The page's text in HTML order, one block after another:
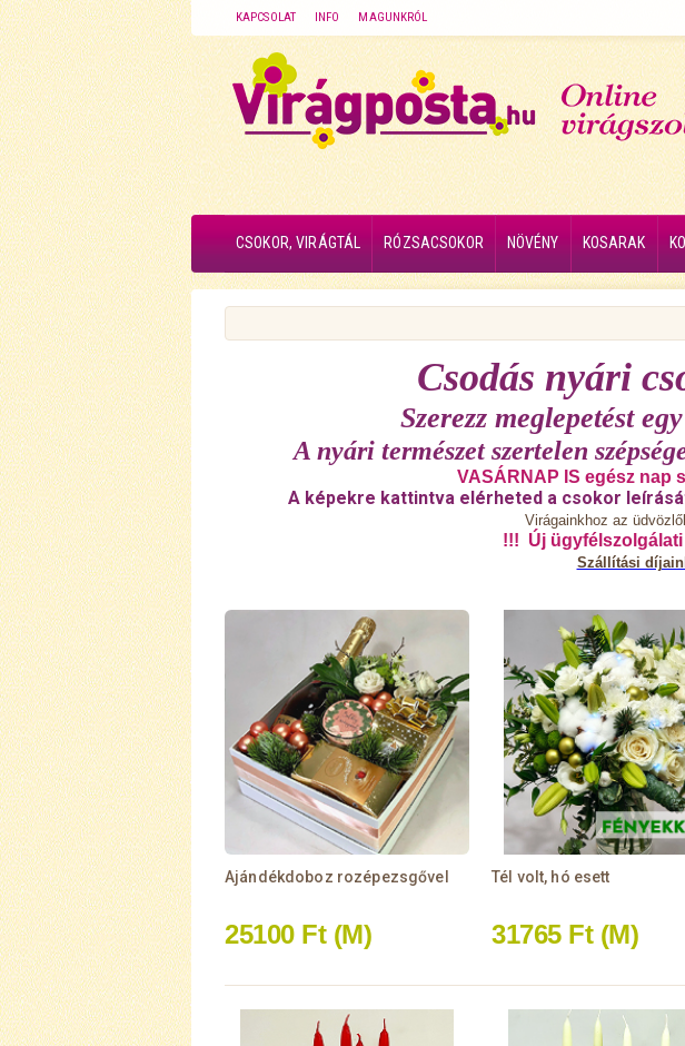
KAPCSOLAT INFO MAGUNKRÓL
CSOKOR, VIRÁGTÁL RÓZSACSOKOR NÖVÉNY KOSARAK
Csodás nyári
Szerezz meglepetést
A nyári természet szertelen
VASÁRNAP IS egész nap
A képekre kattintva elérheted a csokor
Virágainkhoz az
!!! Új ügyfélszolgálati
Szállítási
Ajándékdoboz rozépezsgővel
25100 Ft (M)
Tél volt, hó esett
31765 Ft (M)